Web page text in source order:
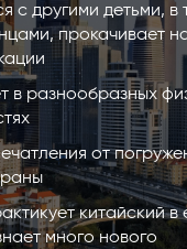
с другими детьми, в
прокачивает
в разнообразных
от
китайский в
много нового